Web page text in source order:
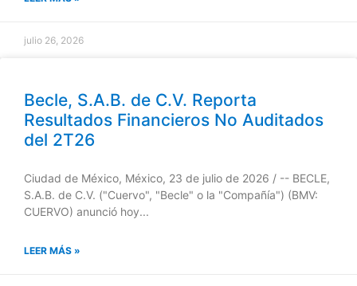
julio 26, 2026
Becle, S.A.B. de C.V. Reporta
Resultados Financieros No Auditados
del 2T26
Ciudad de México, México, 23 de julio de 2026 / -- BECLE,
S.A.B. de C.V. ("Cuervo", "Becle" o la "Compañía") (BMV:
CUERVO) anunció hoy...
LEER MÁS »